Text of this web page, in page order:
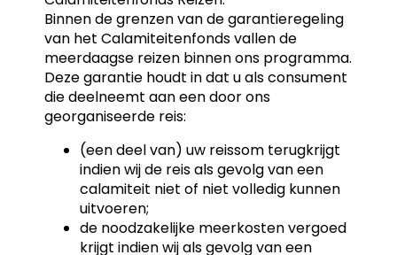
Binnen de grenzen van de garantieregeling
van het Calamiteitenfonds vallen de
meerdaagse reizen binnen ons programma.
Deze garantie houdt in dat u als consument
die deelneemt aan een door ons
georganiseerde reis:
(een deel van) uw reissom terugkrijgt
indien wij de reis als gevolg van een
calamiteit niet of niet volledig kunnen
uitvoeren;
de noodzakelijke meerkosten vergoed
krijgt indien wij als gevolg van een